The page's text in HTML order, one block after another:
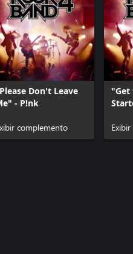
Don't Leave
- P!nk
complemento
"Get